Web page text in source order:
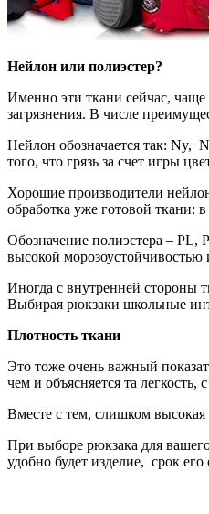
Нейлон или полиэстер?
Именно эти ткани сейчас,
загрязнения. В числе
Нейлон обозначается так: Ny,
того, что грязь за счет игры
Хорошие производители
обработка уже готовой ткани:
Обозначение полиэстера – PL,
высокой морозоустойчивостью
Иногда с внутренней стороны
Выбирая рюкзаки школьные
Плотность ткани
Это тоже очень важный
чем и объясняется та
Вместе с тем, слишком высокая
При выборе рюкзака для вашего
удобно будет изделие, срок